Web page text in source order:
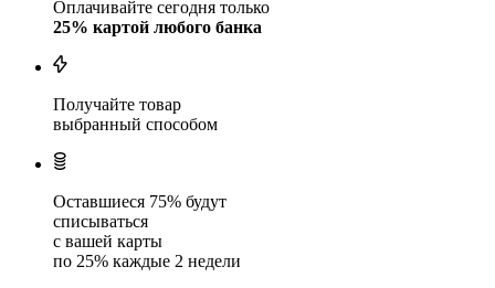
Оплачивайте сегодня только
25% картой любого банка
Получайте товар
выбранный способом
Оставшиеся 75% будут
списываться
с вашей карты
по 25% каждые 2 недели